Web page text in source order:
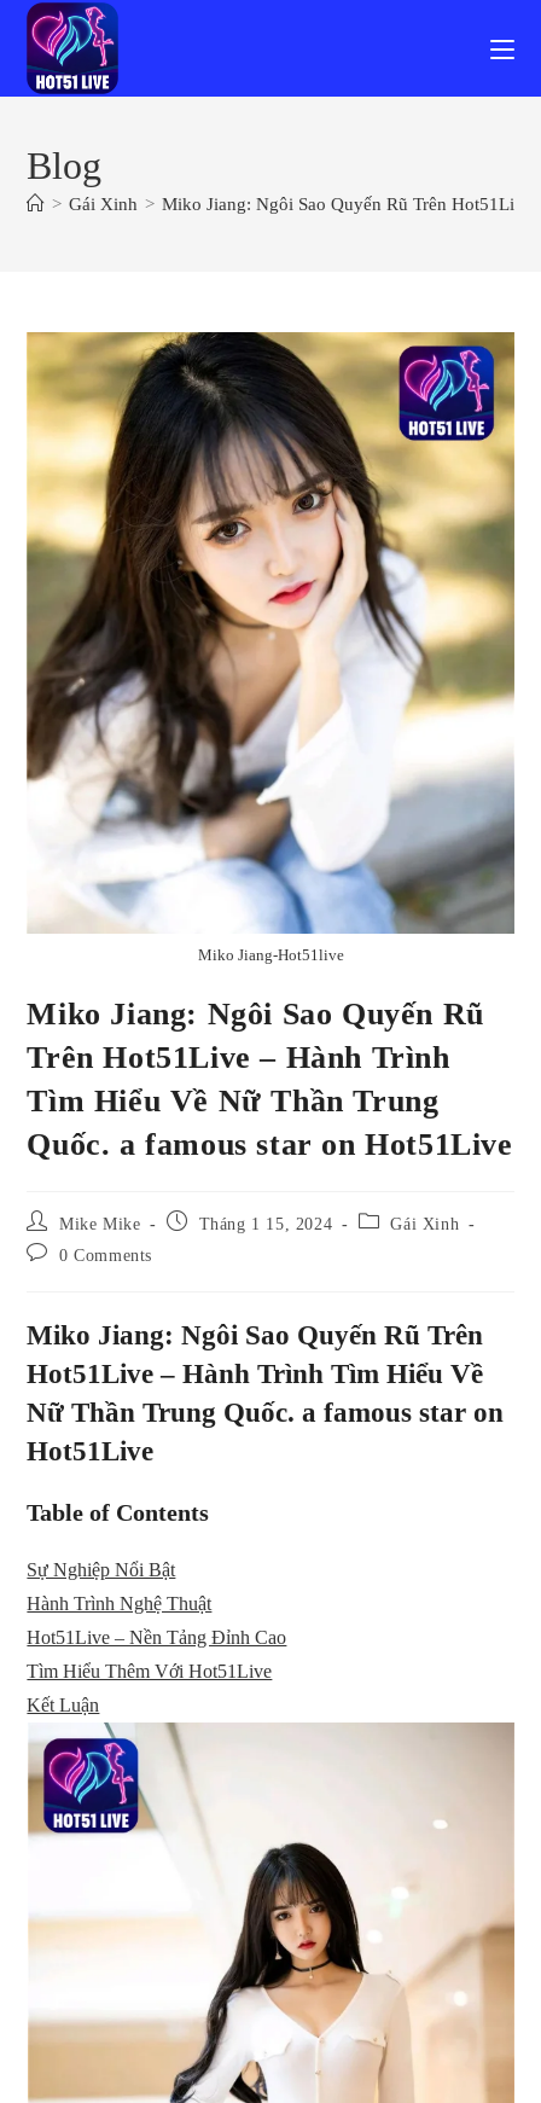
Skip
content
Blog
> Gái Xinh > Miko Jiang: Ngôi Sao Quyến Rũ Trên
Miko Jiang-Hot51live
Miko Jiang: Ngôi Sao Quyến Rũ
Trên Hot51Live – Hành Trình
Tìm Hiểu Về Nữ Thần Trung
Quốc. a famous star on Hot51Live
Post
author:
Mike Mike
Post
Tháng 1 15, 2024
Post Gái Xinh
Post 0 Comments
Miko Jiang: Ngôi Sao Quyến Rũ Trên
Hot51Live – Hành Trình Tìm Hiểu Về
Nữ Thần Trung Quốc. a famous star on
Hot51Live
Table of Contents
Sự Nghiệp Nổi Bật
Hành Trình Nghệ Thuật
Hot51Live – Nền Tảng Đỉnh Cao
Tìm Hiểu Thêm Với Hot51Live
Kết Luận